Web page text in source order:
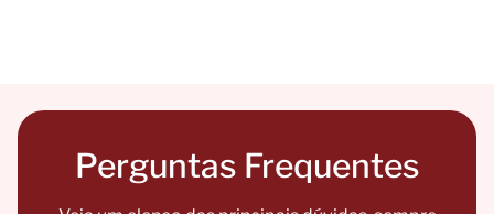
Perguntas Frequentes